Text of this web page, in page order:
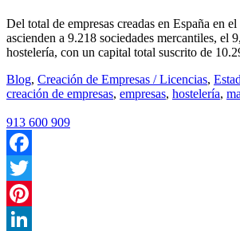
Del total de empresas creadas en España en
ascienden a 9.218 sociedades mercantiles, el
hostelería, con un capital total suscrito de
Blog, Creación de Empresas / Licencias,
creación de empresas, empresas, hostelería,
913 600 909
Facebook
Twitter
Pinterest